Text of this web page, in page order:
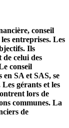
conseil
entreprises. Les
Ils
celui des
conseil
SA et SAS, se
gérants et les
lors de
communes. La
de